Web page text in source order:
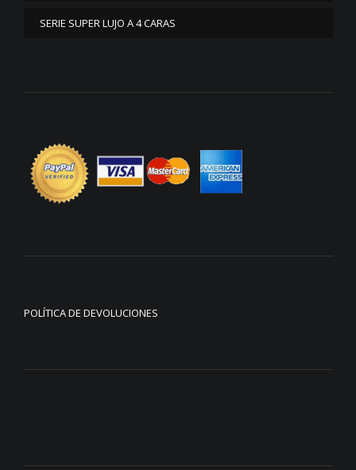
SERIE SUPER LUJO A 4 CARAS
POLÍTICA DE DEVOLUCIONES